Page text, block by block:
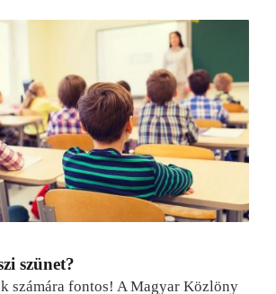
szünet?
számára fontos! A Magyar Közlöny